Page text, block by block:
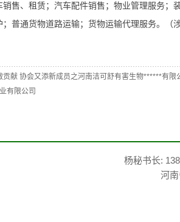
销售、租赁；汽车配件销售；物业管理服务；
；普通货物道路运输；货物运输代理服务。（
贡献 协会又添新成员之河南洁可舒有害生物******有限
有限公司
杨秘书长:
河